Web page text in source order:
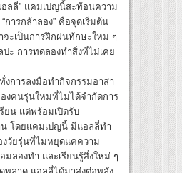
อลลี่” แคมเปญนี้สะท้อนความ
การกล้าลอง” คือจุดเริ่มต้น
จะเป็นการฝึกฝนทักษะใหม่ ๆ
ปะ การทดลองทำสิ่งที่ไม่เคย
การลงมือทำกิจกรรมอาสา
งคนรุ่นใหม่ที่ไม่ได้จำกัดการ
ยน แต่พร้อมเปิดรับ
โดยแคมเปญนี้ มีแอลลี่ทำ
วัยรุ่นที่ไม่หยุดแค่ความ
มลองทำ และเรียนรู้สิ่งใหม่ ๆ